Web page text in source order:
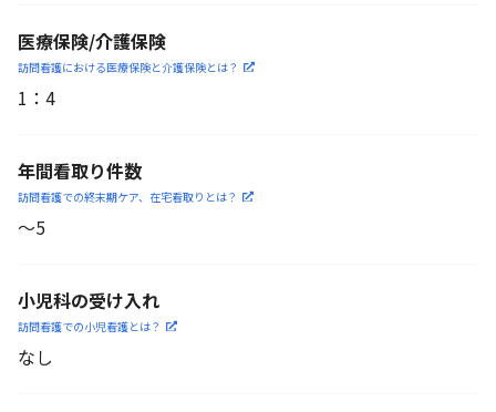
医療保険/介護保険
訪問看護における医療保険と介護保険とは？
1 ： 4
年間看取り件数
訪問看護での終末期ケア、 在宅看取りとは？
〜5
小児科の受け入れ
訪問看護での小児看護とは？
なし